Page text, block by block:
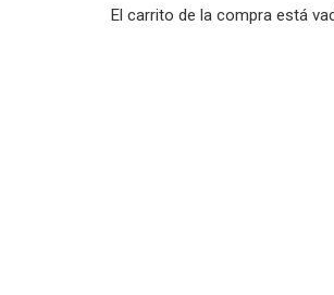
El carrito de la compra está